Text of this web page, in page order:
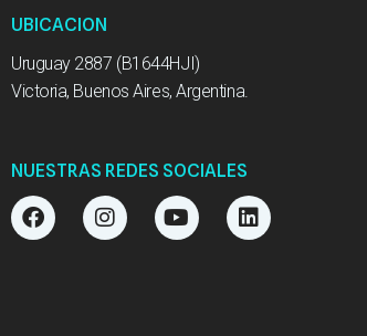
UBICACION
Uruguay 2887 (B1644HJI)
Victoria, Buenos Aires, Argentina.
NUESTRAS REDES SOCIALES
F
a
I
n
Y
o
L
i